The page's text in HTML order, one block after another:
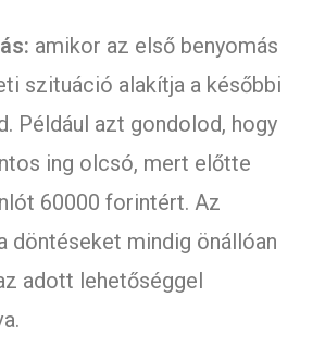
amikor az első benyomás
szituáció alakítja a későbbi
Például azt gondolod, hogy
ing olcsó, mert előtte
60000 forintért. Az
döntéseket mindig önállóan
adott lehetőséggel